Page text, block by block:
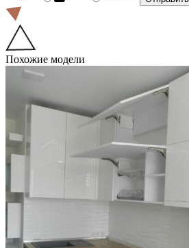
Похожие модели